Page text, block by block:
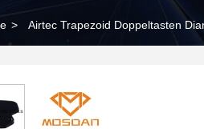
> Airtec Trapezoid Doppeltasten